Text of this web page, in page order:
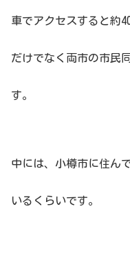
車でアクセスすると約
だけでなく両市の市民
す。
中には、小樽市に住ん
いるくらいです。